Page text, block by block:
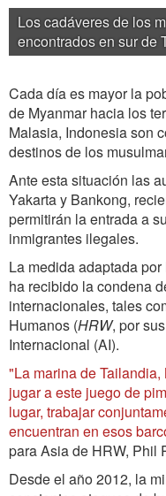
Los cadáveres de los
encontrados en sur de
Cada día es mayor la
de Myanmar hacia los
Malasia, Indonesia son
destinos de los
Ante esta situación las
Yakarta y Bankong,
permitirán la entrada a
inmigrantes ilegales.
La medida adaptada
ha recibido la condena
internacionales, tales
Humanos (HRW, por
Internacional (AI).
"La marina de
jugar a este juego de
lugar, trabajar
encuentran en esos
para Asia de HRW, Phil
Desde el año 2012, la